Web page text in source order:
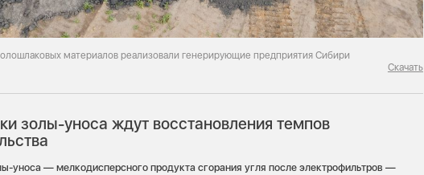
материалов реализовали генерирующие предприятия Сибири
Скачать
золы-уноса ждут восстановления темпов
уноса — мелкодисперсного продукта сгорания угля после электрофильтров —